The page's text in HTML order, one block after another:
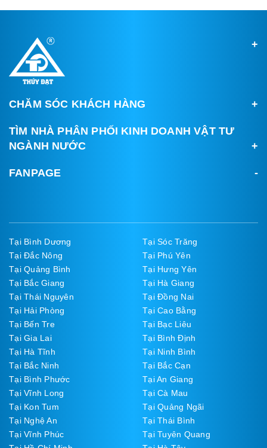
CHĂM SÓC KHÁCH HÀNG
TÌM NHÀ PHÂN PHỐI KINH DOANH VẬT TƯ
NGÀNH NƯỚC
FANPAGE
Tại Bình Dương
Tại Sóc Trăng
Tại Đắc Nông
Tại Phú Yên
Tại Quảng Bình
Tại Hưng Yên
Tại Bắc Giang
Tại Hà Giang
Tại Thái Nguyên
Tại Đồng Nai
Tại Hải Phòng
Tại Cao Bằng
Tại Bến Tre
Tại Bạc Liêu
Tại Gia Lai
Tại Bình Định
Tại Hà Tĩnh
Tại Ninh Bình
Tại Bắc Ninh
Tại Bắc Cạn
Tại Bình Phước
Tại An Giang
Tại Vĩnh Long
Tại Cà Mau
Tại Kon Tum
Tại Quảng Ngãi
Tại Nghệ An
Tại Thái Bình
Tại Vĩnh Phúc
Tại Tuyên Quang